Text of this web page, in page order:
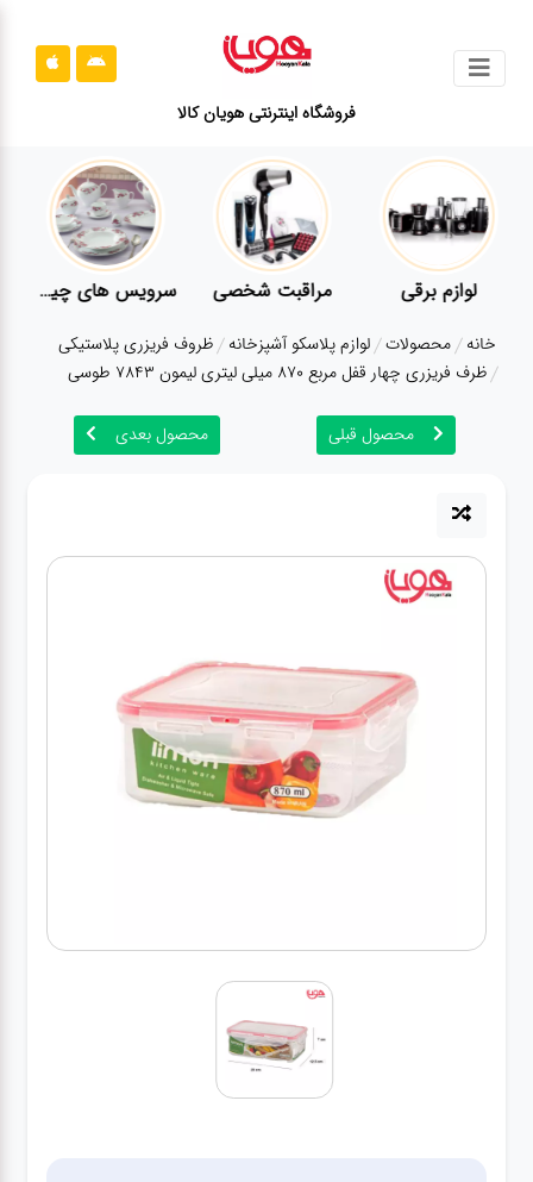
فروشگاه اینترنتی هویان کالا
محصولات
قوانین
سایت
ارتباط
درباره
مراقبت شخصی
سرویس های
چینی زرین
قاشق و چنگال
لوازم برقی مراقبت شخصی سرویس های چینی زرین
خانه محصولات لوازم پلاسکو آشپزخانه ظروف فریزری پلاستیکی
ظرف فریزری چهار قفل مربع 870 میلی لیتری لیمون 7843 طوسی
محصول قبلی محصول بعدی